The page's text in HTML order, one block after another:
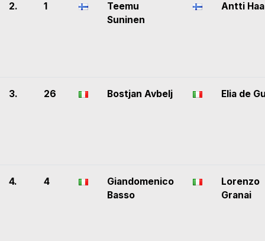
2. 1
Teemu
Suninen
Antti
3. 26 Bostjan Avbelj Elia de
4. 4
Giandomenico
Basso
Lorenzo
Granai